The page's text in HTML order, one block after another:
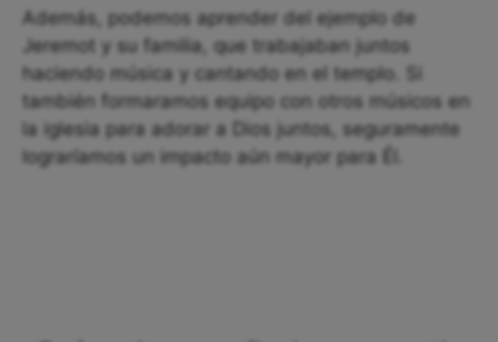
Además, podemos aprender del ejemplo de
Jeremot y su familia, que trabajaban juntos
haciendo música y cantando en el templo. Si
también formaramos equipo con otros músicos en
la iglesia para adorar a Dios juntos, seguramente
lograríamos un impacto aún mayor para Él.